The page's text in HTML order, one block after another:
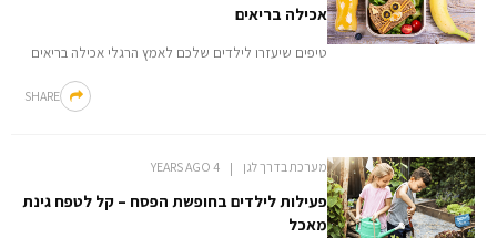
אכילה בריאים
טיפים שיעזרו לילדים שלכם לאמץ הרגלי אכילה בריאים
SHARE
מערכת בדרך לגן 4 YEARS AGO
פעילות לילדים בחופשת הפסח – קל לטפח גינת
מאכל